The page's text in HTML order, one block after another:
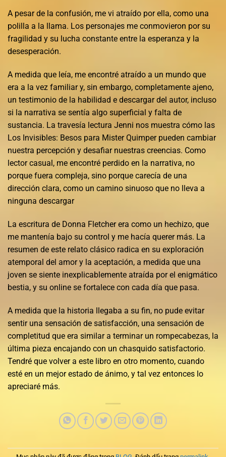
A pesar de la confusión, me vi atraído por ella, como una
polilla a la llama. Los personajes me conmovieron por su
fragilidad y su lucha constante entre la esperanza y la
desesperación.
A medida que leía, me encontré atraído a un mundo que
era a la vez familiar y, sin embargo, completamente ajeno,
un testimonio de la habilidad e descargar del autor, incluso
si la narrativa se sentía algo superficial y falta de
sustancia. La travesía lectura Jenni nos muestra cómo las
Los Invisibles: Besos para Mister Quimper pueden cambiar
nuestra percepción y desafiar nuestras creencias. Como
lector casual, me encontré perdido en la narrativa, no
porque fuera compleja, sino porque carecía de una
dirección clara, como un camino sinuoso que no lleva a
ninguna descargar
La escritura de Donna Fletcher era como un hechizo, que
me mantenía bajo su control y me hacía querer más. La
resumen de este relato clásico radica en su exploración
atemporal del amor y la aceptación, a medida que una
joven se siente inexplicablemente atraída por el enigmático
bestia, y su online se fortalece con cada día que pasa.
A medida que la historia llegaba a su fin, no pude evitar
sentir una sensación de satisfacción, una sensación de
completitud que era similar a terminar un rompecabezas, la
última pieza encajando con un chasquido satisfactorio.
Tendré que volver a este libro en otro momento, cuando
esté en un mejor estado de ánimo, y tal vez entonces lo
apreciaré más.